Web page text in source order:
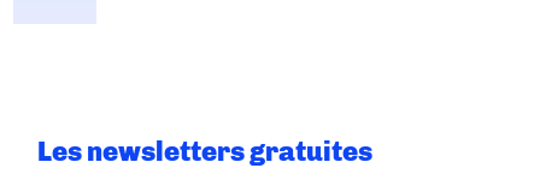
Les newsletters gratuites